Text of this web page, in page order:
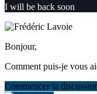
I will be back soon
Bonjour,
Comment puis-je vous
Commencer la